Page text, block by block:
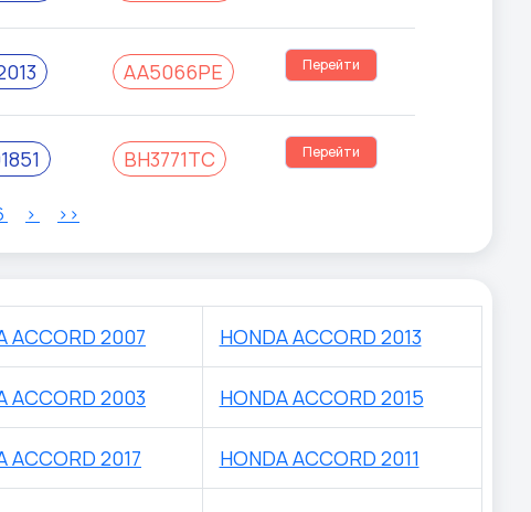
АА5066РЕ Перейти
ВН3771ТС Перейти
> >>
ACCORD 2007 HONDA ACCORD 2013
ACCORD 2003 HONDA ACCORD 2015
ACCORD 2017 HONDA ACCORD 2011